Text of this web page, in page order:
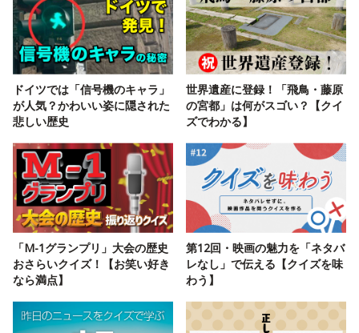
ドイツでは「信号機のキャラ」
が人気？かわいい姿に隠された
悲しい歴史
世界遺産に登録！「飛鳥・藤原
の宮都」は何がスゴい？【クイ
ズでわかる】
「M-1グランプリ」大会の歴史
おさらいクイズ！【お笑い好き
なら満点】
第12回・映画の魅力を「ネタバ
レなし」で伝える【クイズを味
わう】